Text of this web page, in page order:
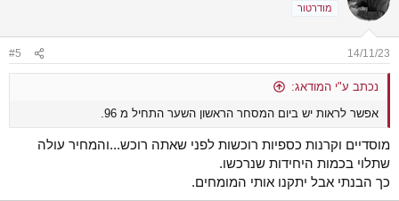
מודרטור
14/11/23
#5
נכתב ע"י המודאג:
אפשר לראות יש ביום המסחר הראשון השער התחיל מ 96.
מוסדיים וקרנות כספיות רוכשות לפני שאתה רוכש...והמחיר עולה
שתלוי בכמות היחידות שנרכשו.
כך הבנתי אבל יתקנו אותי המומחים.